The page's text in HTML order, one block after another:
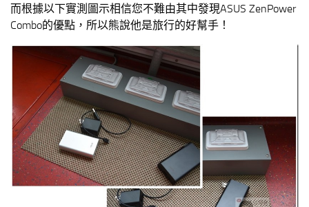
而根據以下實測圖示相信您不難由其中發現ASUS ZenPower
Combo的優點，所以熊說他是旅行的好幫手！